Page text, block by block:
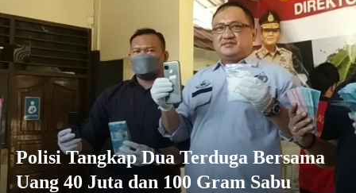
Polisi Tangkap Dua Terduga Bersama
Uang 40 Juta dan 100 Gram Sabu